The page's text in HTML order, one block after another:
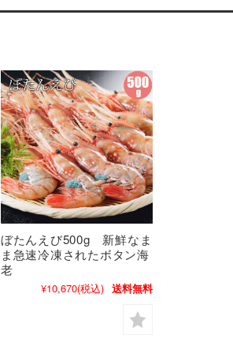
ぼたんえび500g 新鮮なま
ま急速冷凍されたボタン海
老
¥10,670(税込) 送料無料